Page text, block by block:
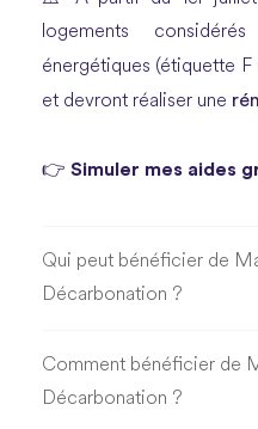
logements
énergétiques (étiquette F
et devront réaliser une
👉 Simuler mes aides
Qui peut bénéficier de
Décarbonation ?
Comment bénéficier de
Décarbonation ?